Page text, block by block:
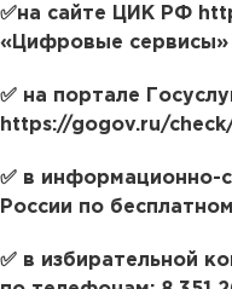
✅на сайте ЦИК РФ
«Цифровые
✅ на портале
https://gogov.ru/
✅ в информационно-
России по
✅ в избирательной